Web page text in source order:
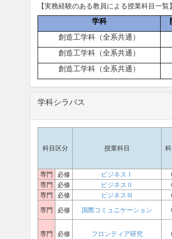
【実務経験のある教員による授業科目一覧
学科
創造工学科（全系共通）
創造工学科（全系共通）
創造工学科（全系共通）
学科シラバス
科目区分 授業科目
専門 必修 ビジネスⅠ
専門 必修 ビジネスⅡ
専門 必修 ビジネスⅢ
専門 必修 国際コミュニケーション
専門 必修 フロンティア研究